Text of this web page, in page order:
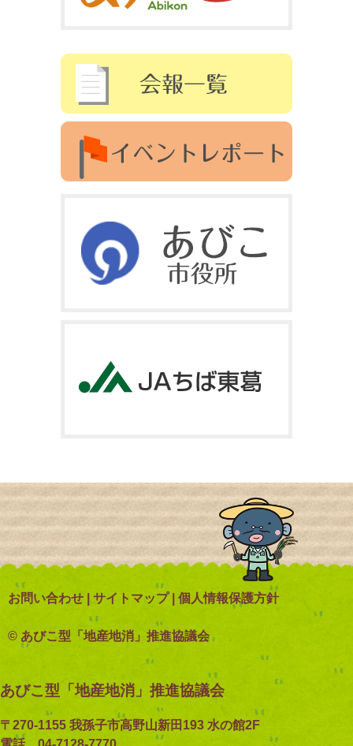
お問い合わせ サイトマップ| 個人情報保護方針
© あびこ型「地産地消」推進協議会
あびこ型「地産地消」推進協議会
〒270-1155 我孫子市高野山新田193 水の館2F